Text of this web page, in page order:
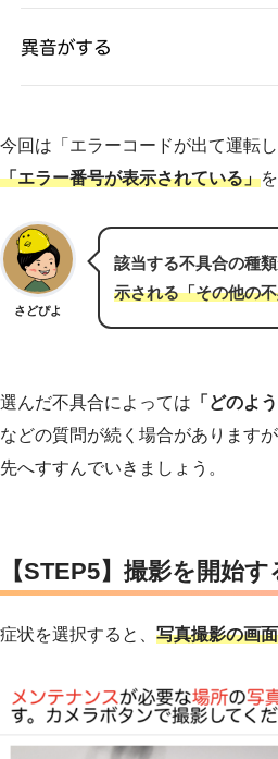
今回は「エラーコードが出て運転
「エラー番号が表示されている」
さどぴよ
該当する不具合の種
示される「その他の
選んだ不具合によっては 「どのよ
などの質問が続く場合があります
先へすすんでいきましょう。
【STEP5】撮影を開始す
症状を選択すると、 写真撮影の画面